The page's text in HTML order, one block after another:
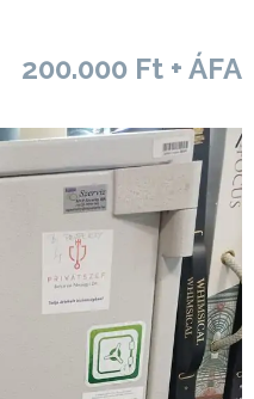
200.000 Ft + ÁFA